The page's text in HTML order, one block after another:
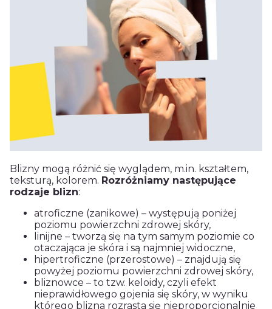
Blizny mogą różnić się wyglądem, m.in. kształtem,
teksturą, kolorem. Rozróżniamy następujące
rodzaje blizn:
atroficzne (zanikowe) – występują poniżej
poziomu powierzchni zdrowej skóry,
linijne – tworzą się na tym samym poziomie co
otaczająca je skóra i są najmniej widoczne,
hipertroficzne (przerostowe) – znajdują się
powyżej poziomu powierzchni zdrowej skóry,
bliznowce – to tzw. keloidy, czyli efekt
nieprawidłowego gojenia się skóry, w wyniku
którego blizna rozrasta się nieproporcjonalnie